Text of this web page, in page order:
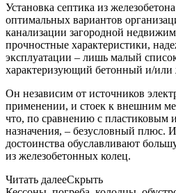
Установка септика из
оптимальных вариантов
канализации загородной
прочностные характеристики,
эксплуатации – лишь малый
характеризующий бетонный и/или
Он независим от источников
применении, и стоек к внешним
что, по сравнению с пластиковым
назначения, – безусловный плюс.
достоинства обуславливают
из железобетонных колец.
Читать далееСкрыть